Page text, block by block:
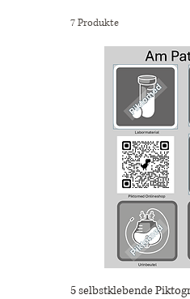
7 Produkte
5 selbstklebende